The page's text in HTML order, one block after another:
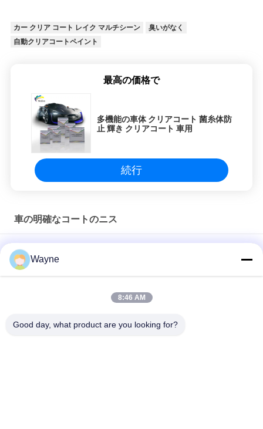
カー クリア コート レイク マルチシーン
臭いがなく
自動クリアコートペイント
最高の価格で
多機能の車体 クリアコート 菌糸体防
止 輝き クリアコート 車用
続行
車の明確なコートのニス
毒性のないカー クリア コート レイク 2K トップコート マルチス
クリーン 防水
安定したベースコート カー クリア コート 漆 防腐 防腐 防摩擦
Wayne
8:46 AM
Good day, what product are you looking for?